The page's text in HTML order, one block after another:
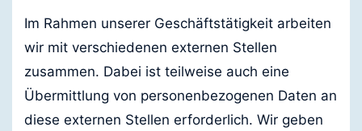
Im Rahmen unserer Geschäftstätigkeit arbeiten
wir mit verschiedenen externen Stellen
zusammen. Dabei ist teilweise auch eine
Übermittlung von personenbezogenen Daten an
diese externen Stellen erforderlich. Wir geben